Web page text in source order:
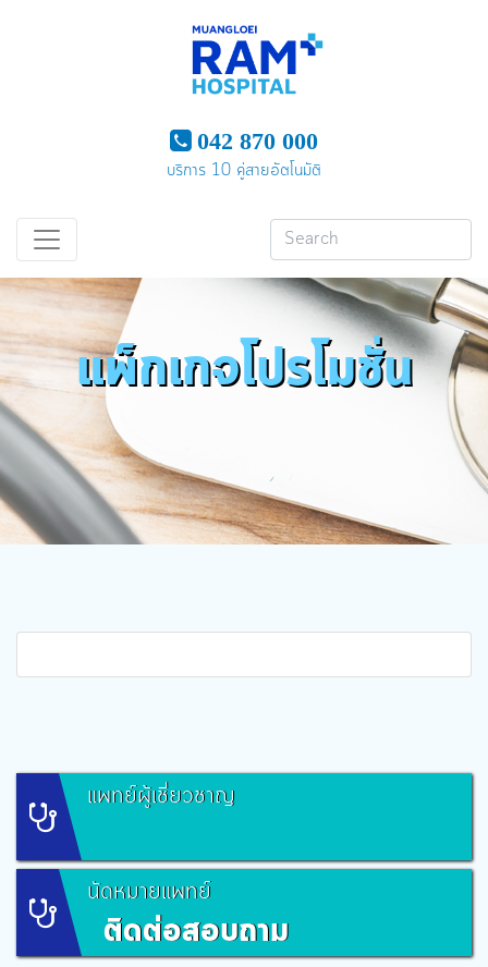
042 870 000
บริการ 10 คู่สายอัตโนมัติ
แพ็กเกจโปรโมชั่น
แพทย์ผู้เชี่ยวชาญ
นัดหมายแพทย์
ติดต่อสอบถาม